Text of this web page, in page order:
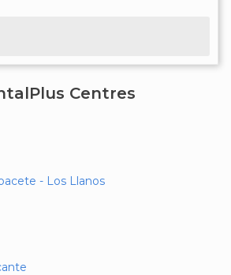
Centres
- Los Llanos